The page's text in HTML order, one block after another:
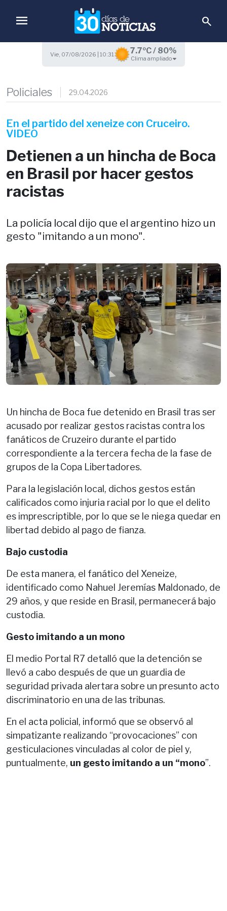
menu search
Vie, 07/08/2026 | 10:31 7.7ºC / 80%
Clima ampliado
Policiales 29.04.2026
En el partido del xeneize con Cruceiro.
VIDEO
Detienen a un hincha de Boca
en Brasil por hacer gestos
racistas
La policía local dijo que el argentino hizo un
gesto "imitando a un mono".
Un hincha de Boca fue detenido en Brasil tras ser
acusado por realizar gestos racistas contra los
fanáticos de Cruzeiro durante el partido
correspondiente a la tercera fecha de la fase de
grupos de la Copa Libertadores.
Para la legislación local, dichos gestos están
calificados como injuria racial por lo que el delito
es imprescriptible, por lo que se le niega quedar en
libertad debido al pago de fianza.
Bajo custodia
De esta manera, el fanático del Xeneize,
identificado como Nahuel Jeremías Maldonado, de
29 años, y que reside en Brasil, permanecerá bajo
custodia.
Gesto imitando a un mono
El medio Portal R7 detalló que la detención se
llevó a cabo después de que un guardia de
seguridad privada alertara sobre un presunto acto
discriminatorio en una de las tribunas.
En el acta policial, informó que se observó al
simpatizante realizando “provocaciones” con
gesticulaciones vinculadas al color de piel y,
puntualmente, un gesto imitando a un “mono”.